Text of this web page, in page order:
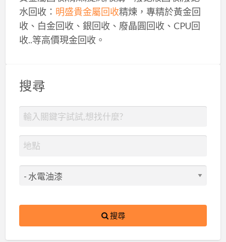
水回收： 明盛貴金屬回收精煉，專精於黃金回
收、白金回收、銀回收、廢晶圓回收、CPU回
收..等高價現金回收。
搜尋
搜尋